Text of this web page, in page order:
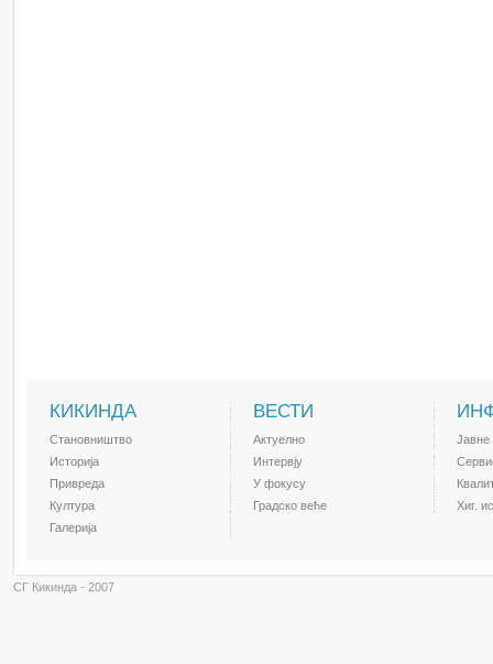
КИКИНДА
Становништво
Историја
Привреда
Култура
Галерија
ВЕСТИ
Актуелно
Интервју
У фокусу
Градско веће
Јавне
Хиг.
СГ Кикинда - 2007